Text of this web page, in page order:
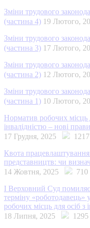
Зміни трудового
(частина 4) 19 Лютого,
Зміни трудового
(частина 3) 17 Лютого,
Зміни трудового
(частина 2) 12 Лютого,
Зміни трудового
(частина 1) 10 Лютого,
Норматив робочих місць
інвалідністю – нові
17 Грудня, 2025
1217
Квота працевлаштування
представництв: чи
14 Жовтня, 2025
710
І Верховний Суд
терміну «роботодавець»
робочих місць для осіб з
18 Липня, 2025
1295